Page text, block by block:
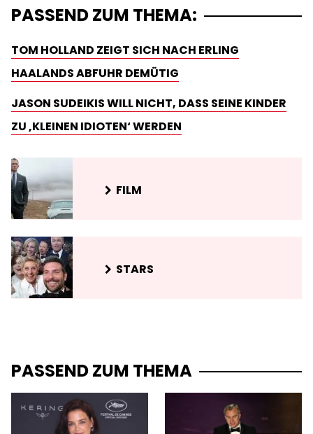
PASSEND ZUM THEMA:
TOM HOLLAND ZEIGT SICH NACH ERLING
HAALANDS ABFUHR DEMÜTIG
JASON SUDEIKIS WILL NICHT, DASS SEINE KINDER
ZU ‚KLEINEN IDIOTEN‘ WERDEN
FILM
STARS
PASSEND ZUM THEMA